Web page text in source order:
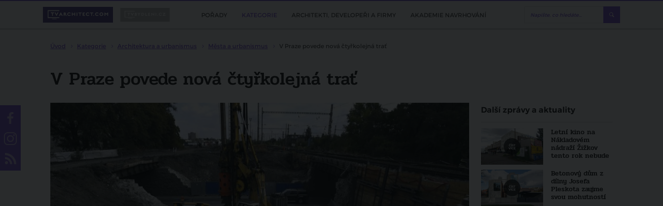
POŘADY ARCHITEKTI, DEVELOPEŘI A FIRMY AKADEMIE NAVRHOVÁNÍ
V Praze povede nová čtyřkolejná trať
V Praze povede nová čtyřkolejná trať
Další zprávy a aktuality
Letní kino na
Nákladovém
nádraží Žižkov
tento rok nebude
Betonový dům z
dílny Josefa
Pleskota zaujme
svou mohutností